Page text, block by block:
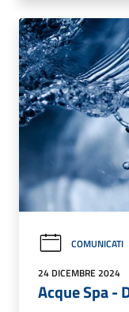
COMUNICATI
24 DICEMBRE 2024
Acque Spa -